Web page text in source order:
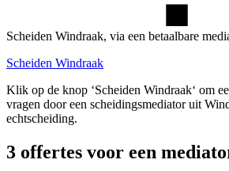
Scheiden Windraak, via een betaalbare
Scheiden Windraak
Klik op de knop ‘Scheiden Windraak‘ om
vragen door een scheidingsmediator uit
echtscheiding.
3 offertes voor een